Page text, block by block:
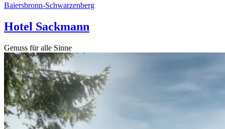
Baiersbronn-Schwarzenberg
Hotel Sackmann
Genuss für alle Sinne